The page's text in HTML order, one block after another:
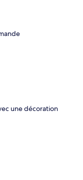
une décoration